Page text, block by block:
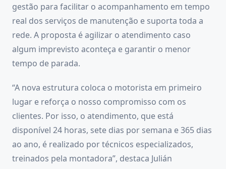
gestão para facilitar o acompanhamento em tempo
real dos serviços de manutenção e suporta toda a
rede. A proposta é agilizar o atendimento caso
algum imprevisto aconteça e garantir o menor
tempo de parada.
“A nova estrutura coloca o motorista em primeiro
lugar e reforça o nosso compromisso com os
clientes. Por isso, o atendimento, que está
disponível 24 horas, sete dias por semana e 365 dias
ao ano, é realizado por técnicos especializados,
treinados pela montadora”, destaca Julián